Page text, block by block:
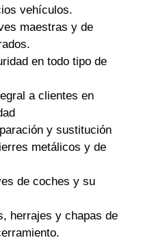
vehículos.
maestras y de
en todo tipo de
a clientes en
y sustitución
metálicos y de
de coches y su
herrajes y chapas de